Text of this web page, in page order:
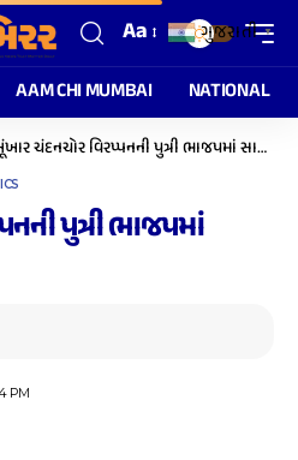
Aa
AAM CHI MUMBAI NATIONAL
ચંદનચોર વિરપ્પનની પુત્રી ભાજપમાં સામેલ
પુત્રી ભાજપમાં
PM
ગુજરાતી ▼